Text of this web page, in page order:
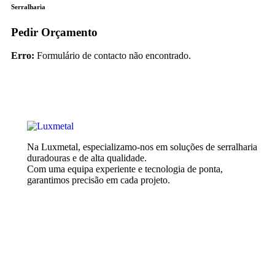
Serralharia
Pedir Orçamento
Erro: Formulário de contacto não encontrado.
Na Luxmetal, especializamo-nos em soluções de serralharia
duradouras e de alta qualidade.
Com uma equipa experiente e tecnologia de ponta,
garantimos precisão em cada projeto.